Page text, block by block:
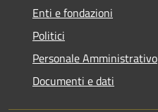
Enti e fondazioni
Politici
Personale Amministrativo
Documenti e dati